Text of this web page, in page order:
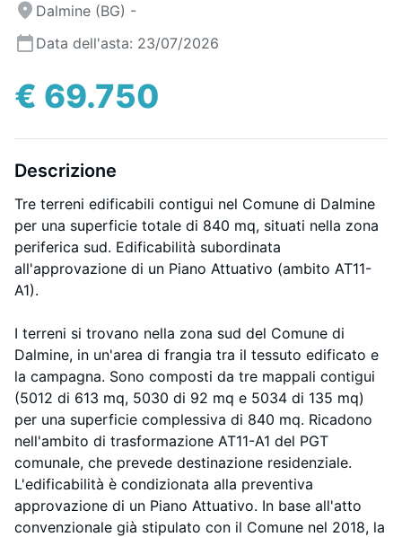
Dalmine (BG) -
Data dell'asta: 23/07/2026
€ 69.750
Descrizione
Tre terreni edificabili contigui nel Comune di Dalmine
per una superficie totale di 840 mq, situati nella zona
periferica sud. Edificabilità subordinata
all'approvazione di un Piano Attuativo (ambito AT11-
A1).
I terreni si trovano nella zona sud del Comune di
Dalmine, in un'area di frangia tra il tessuto edificato e
la campagna. Sono composti da tre mappali contigui
(5012 di 613 mq, 5030 di 92 mq e 5034 di 135 mq)
per una superficie complessiva di 840 mq. Ricadono
nell'ambito di trasformazione AT11-A1 del PGT
comunale, che prevede destinazione residenziale.
L'edificabilità è condizionata alla preventiva
approvazione di un Piano Attuativo. In base all'atto
convenzionale già stipulato con il Comune nel 2018, la